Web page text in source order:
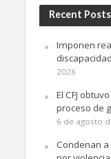
Recent Posts
Imponen
2026
El CFJ
proceso de
6 de agosto
Condenan